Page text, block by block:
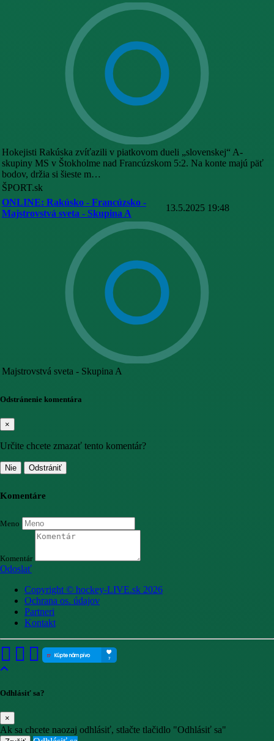
Hokejisti Rakúska zvíťazili v piatkovom dueli „slovenskej“ A-
skupiny MS v Štokholme nad Francúzskom 5:2. Na konte majú päť
bodov, držia si šieste m…
ŠPORT.sk
ONLINE: Rakúsko - Francúzsko -
Majstrovstvá sveta - Skupina A
13.5.2025 19:48
Majstrovstvá sveta - Skupina A
Odstránenie komentára
×
Určite chcete zmazať tento komentár?
Nie Odstrániť
Komentáre
Meno
Komentár
Odoslať
Copyright © hockey-LIVE.sk 2026
Ochrana os. údajov
Partneri
Kontakt
Odhlásiť sa?
×
Ak sa chcete naozaj odhlásiť, stlačte tlačidlo "Odhlásiť sa"